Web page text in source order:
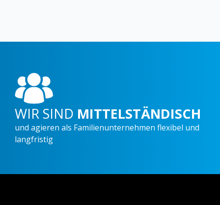
WIR SIND MITTELSTÄNDISCH
und agieren als Familienunternehmen flexibel und
langfristig